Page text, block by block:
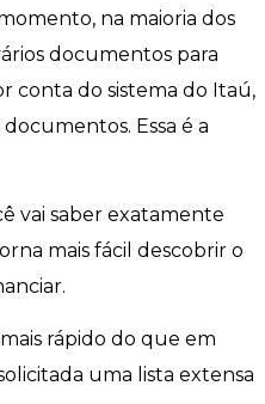
na maioria dos
documentos para
conta do sistema do Itaú,
Essa é a
vai saber exatamente
mais fácil descobrir o
rápido do que em
uma lista extensa